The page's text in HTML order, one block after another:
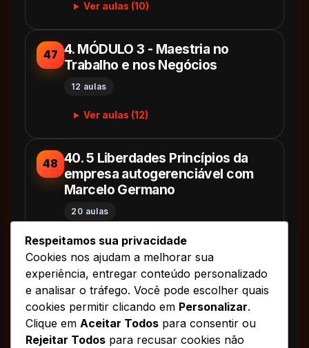
Ver aulas (10)
47 4. MÓDULO 3 - Maestria no
Trabalho e nos Negócios
12 aulas
Ver aulas (12)
48 40. 5 Liberdades Princípios da
empresa autogerenciável com
Marcelo Germano
20 aulas
Ver aulas (20)
49 41. 5 Liberdades Perdendo o
medo das câmeras com
Lucivaldo Santos
26 aulas
Respeitamos sua privacidade
Cookies nos ajudam a melhorar sua
experiência, entregar conteúdo personalizado
e analisar o tráfego. Você pode escolher quais
cookies permitir clicando em Personalizar.
Clique em Aceitar Todos para consentir ou
Rejeitar Todos para recusar cookies não